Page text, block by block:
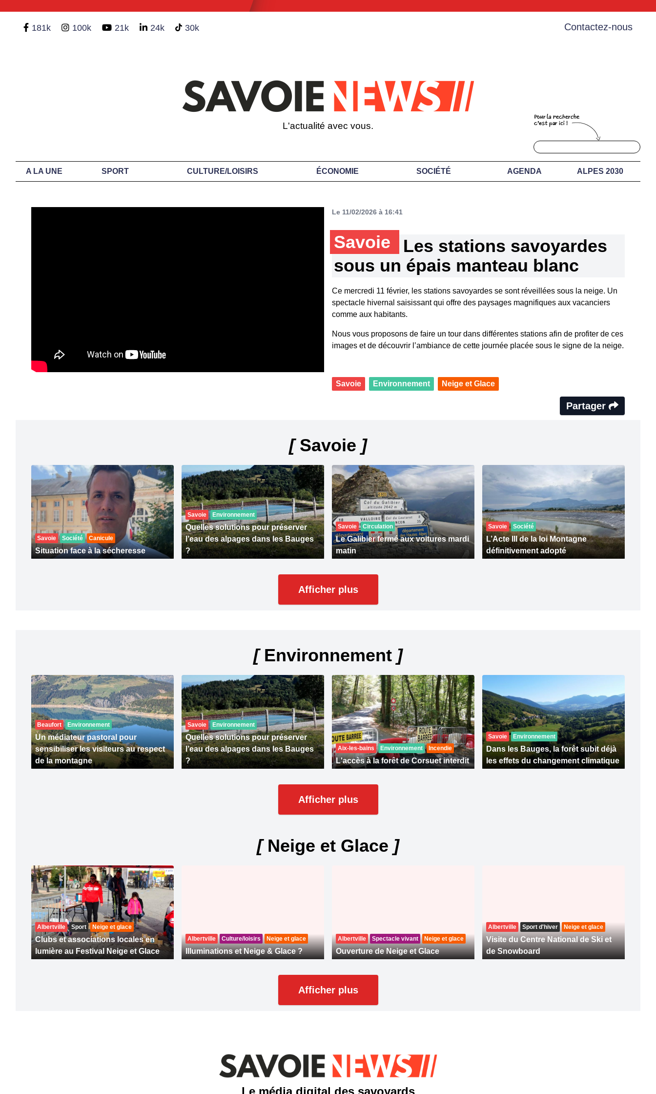
181k 100k 21k 24k 30k Contactez-nous
L'actualité avec vous.
A LA UNE SPORT CULTURE/LOISIRS ÉCONOMIE SOCIÉTÉ AGENDA ALPES 2030
Le 11/02/2026 à 16:41
Savoie
Les stations savoyardes
sous un épais manteau blanc
Ce mercredi 11 février, les stations savoyardes se sont réveillées sous la neige. Un
spectacle hivernal saisissant qui offre des paysages magnifiques aux vacanciers
comme aux habitants.
Nous vous proposons de faire un tour dans différentes stations afin de profiter de ces
images et de découvrir l’ambiance de cette journée placée sous le signe de la neige.
Savoie Environnement Neige et Glace
Partager
[Savoie ]
Savoie Société Canicule
Situation face à la sécheresse
Savoie Environnement
Quelles solutions pour préserver
l’eau des alpages dans les Bauges
?
Savoie Circulation
Le Galibier fermé aux voitures mardi
matin
Savoie Société
L’Acte III de la loi Montagne
définitivement adopté
Afficher plus
[Environnement ]
Beaufort Environnement
Un médiateur pastoral pour
sensibiliser les visiteurs au respect
de la montagne
Savoie Environnement
Quelles solutions pour préserver
l’eau des alpages dans les Bauges
?
Aix-les-bains Environnement Incendie
L'accès à la forêt de Corsuet interdit
Savoie Environnement
Dans les Bauges, la forêt subit déjà
les effets du changement climatique
Afficher plus
[Neige et Glace ]
Albertville Sport Neige et glace
Clubs et associations locales en
lumière au Festival Neige et Glace
Albertville Culture/loisirs Neige et glace
Illuminations et Neige & Glace ?
Albertville Spectacle vivant Neige et glace
Ouverture de Neige et Glace
Albertville Sport d'hiver Neige et glace
Visite du Centre National de Ski et
de Snowboard
Afficher plus